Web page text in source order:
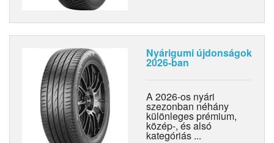
Nyárigumi újdonságok
2026-ban
A 2026-os nyári
szezonban néhány
különleges prémium,
közép-, és alsó
kategóriás ...